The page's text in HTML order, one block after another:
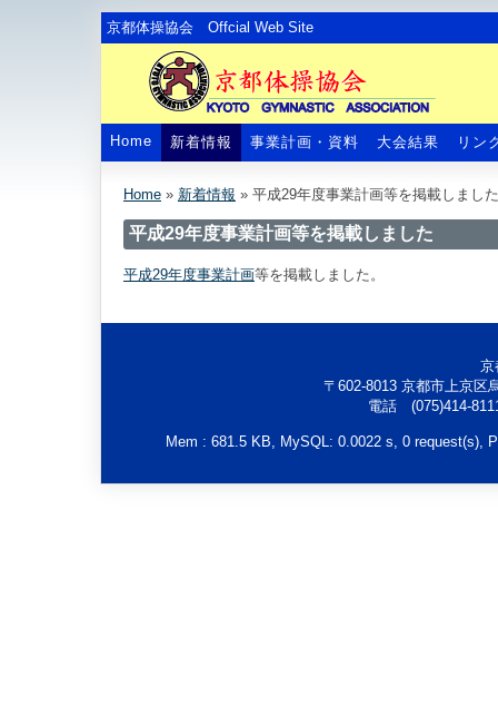
京都体操協会 Offcial Web Site
Home 新着情報 事業計画・資料 大会結果 リン
Home » 新着情報 » 平成29年度事業計画等を掲載しました
平成29年度事業計画等を掲載しました
平成29年度事業計画等を掲載しました。
京
〒602-8013 京都市上京区
電話 (075)414-
Mem : 681.5 KB, MySQL: 0.0022 s, 0 request(s),